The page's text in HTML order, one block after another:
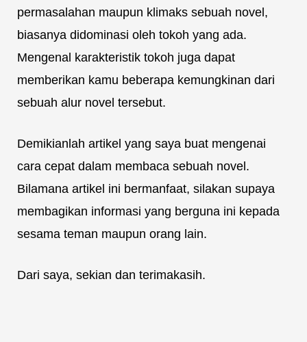
permasalahan maupun klimaks sebuah novel,
biasanya didominasi oleh tokoh yang ada.
Mengenal karakteristik tokoh juga dapat
memberikan kamu beberapa kemungkinan dari
sebuah alur novel tersebut.
Demikianlah artikel yang saya buat mengenai
cara cepat dalam membaca sebuah novel.
Bilamana artikel ini bermanfaat, silakan supaya
membagikan informasi yang berguna ini kepada
sesama teman maupun orang lain.
Dari saya, sekian dan terimakasih.